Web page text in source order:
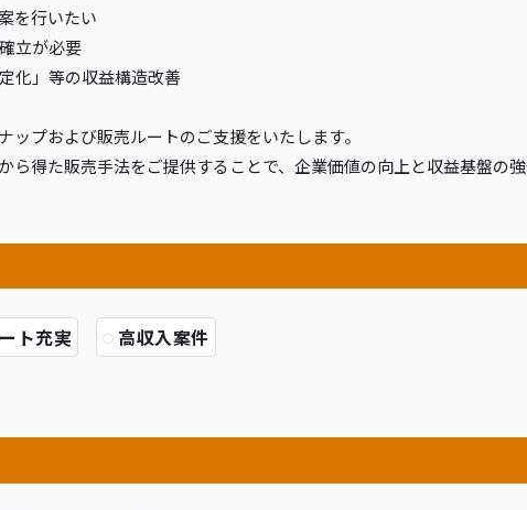
を行いたい
立が必要
化」等の収益構造改善
プおよび販売ルートのご支援をいたします。
得た販売手法をご提供することで、企業価値の向上と収益基盤の強
ト充実 高収入案件